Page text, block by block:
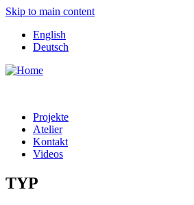
Skip to main content
English
Deutsch
Projekte
Atelier
Kontakt
Videos
TYP